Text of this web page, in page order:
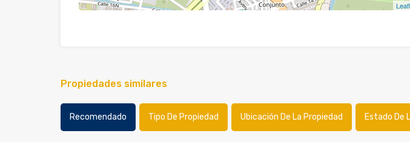
Propiedades similares
Recomendado Tipo De Propiedad Ubicación De La Propiedad Estado De